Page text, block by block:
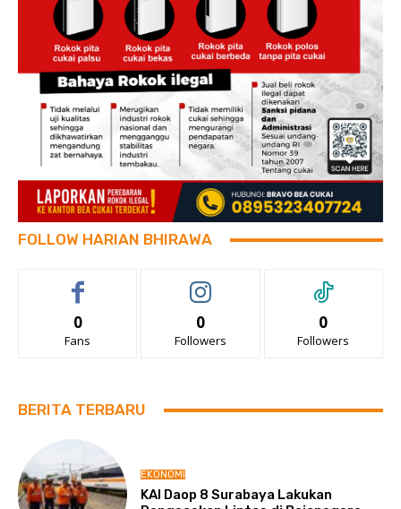
FOLLOW HARIAN BHIRAWA
0
Fans
0
Followers
0
Followers
BERITA TERBARU
EKONOMI
KAI Daop 8 Surabaya Lakukan